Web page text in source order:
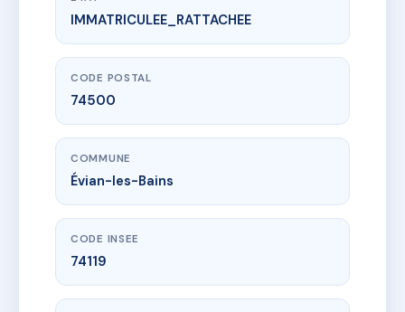
www.vme.plus/AH5097787
ELEVEN
11 av de neuvecelle
IMMATRICULEE_RATTACHEE
CODE POSTAL
74500
COMMUNE
Évian-les-Bains
CODE INSEE
74119